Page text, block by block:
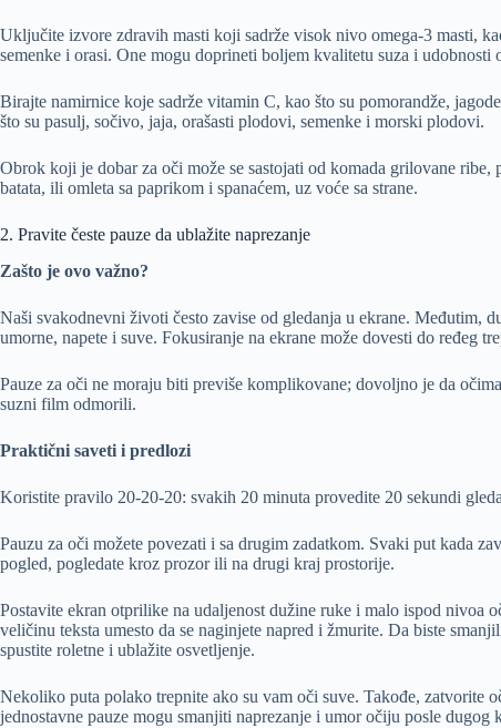
Uključite izvore zdravih masti koji sadrže visok nivo omega-3 masti,
semenke i orasi. One mogu doprineti boljem kvalitetu suza i udobnosti
Birajte namirnice koje sadrže vitamin C, kao što su pomorandže,
što su pasulj, sočivo, jaja, orašasti plodovi, semenke i morski plodovi.
Obrok koji je dobar za oči može se sastojati od komada grilovane
batata, ili omleta sa paprikom i spanaćem, uz voće sa strane.
2. Pravite česte pauze da ublažite naprezanje
Zašto je ovo važno?
Naši svakodnevni životi često zavise od gledanja u ekrane. Međutim,
umorne, napete i suve. Fokusiranje na ekrane može dovesti do ređeg
Pauze za oči ne moraju biti previše komplikovane; dovoljno je da
suzni film odmorili.
Praktični saveti i predlozi
Koristite pravilo 20-20-20: svakih 20 minuta provedite 20 sekundi
Pauzu za oči možete povezati i sa drugim zadatkom. Svaki put kada
pogled, pogledate kroz prozor ili na drugi kraj prostorije.
Postavite ekran otprilike na udaljenost dužine ruke i malo ispod nivoa
veličinu teksta umesto da se naginjete napred i žmurite. Da biste
spustite roletne i ublažite osvetljenje.
Nekoliko puta polako trepnite ako su vam oči suve. Takođe, zatvorite
jednostavne pauze mogu smanjiti naprezanje i umor očiju posle dugog